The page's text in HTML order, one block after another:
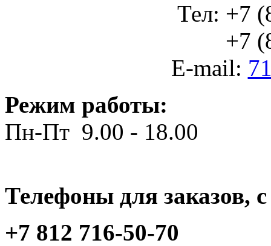
Тел: +7
+7
E-mail:
Режим работы:
Пн-Пт 9.00 - 18.00
Телефоны для заказов,
+7 812 716-50-70